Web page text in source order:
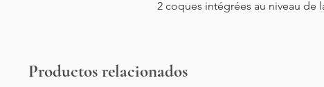
2 coques intégrées au niveau
Productos relacionados